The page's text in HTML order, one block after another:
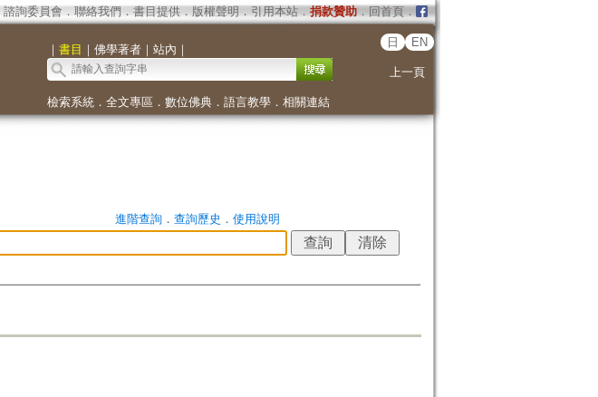
諮詢委員會． 聯絡我們 ． 書目提供． 版權聲明 ． 引用本站． 捐款贊助．回首頁．
｜ 書目 ｜ 佛學著者｜ 站內 ｜
日 EN
上一頁
檢索系統． 全文專區 ． 數位佛典． 語言教學． 相關連結
進階查詢． 查詢歷史 ． 使用說明